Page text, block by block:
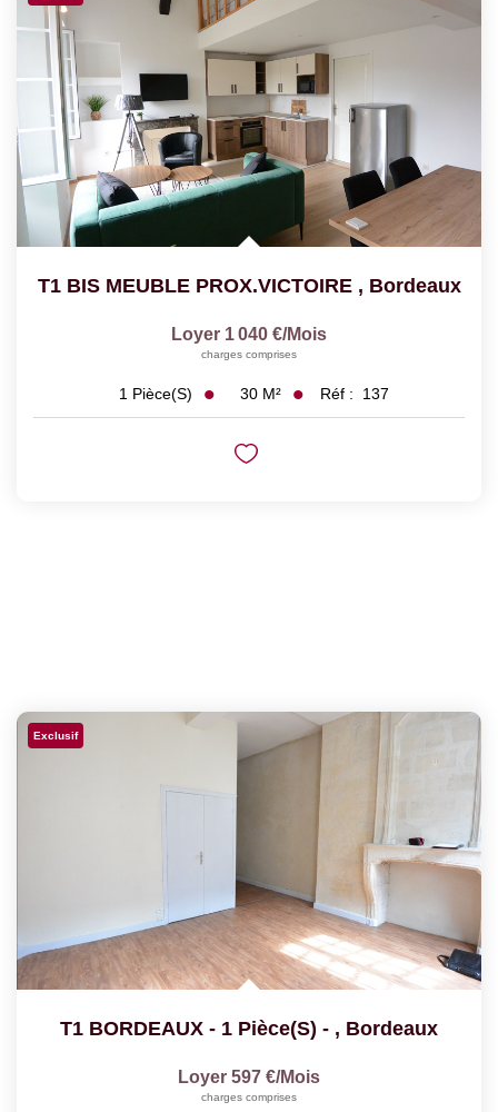
T1 BIS MEUBLE PROX.VICTOIRE , Bordeaux
Loyer 1 040 €/mois
charges comprises
1 Pièce(s) 30 M² Réf : 137
Exclusif
T1 BORDEAUX - 1 Pièce(s) - , Bordeaux
Loyer 597 €/mois
charges comprises